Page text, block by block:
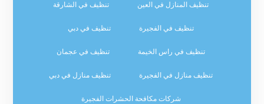
تنظيف المنازل في العين تنظيف في الشارقة
تنظيف في الفجيرة تنظيف في دبي
تنظيف في راس الخيمة تنظيف في عجمان
تنظيف منازل في الفجيرة تنظيف منازل في دبي
شركات مكافحة الحشرات الفجيرة